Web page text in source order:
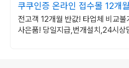
쿠쿠인증 온라인 접수몰 12개
료 반값 진행중
전고객 12개월 반값! 타업체 비교불
사은품! 당일지급,번개설치,24시상